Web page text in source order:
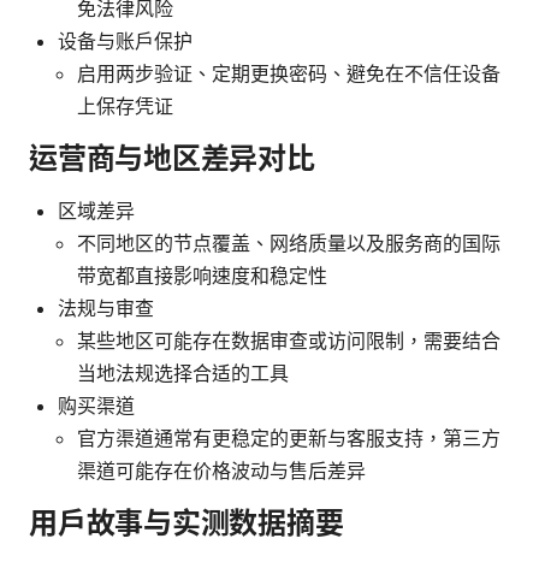
免法律风险
设备与账户保护
启用两步验证、定期更换密码、避免在不信任设备
上保存凭证
运营商与地区差异对比
区域差异
不同地区的节点覆盖、网络质量以及服务商的国际
带宽都直接影响速度和稳定性
法规与审查
某些地区可能存在数据审查或访问限制，需要结合
当地法规选择合适的工具
购买渠道
官方渠道通常有更稳定的更新与客服支持，第三方
渠道可能存在价格波动与售后差异
用户故事与实测数据摘要